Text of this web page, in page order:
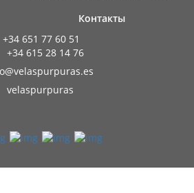
Контакты
+34 651 77 60 51
+34 615 28 14 76
velaspurpuras